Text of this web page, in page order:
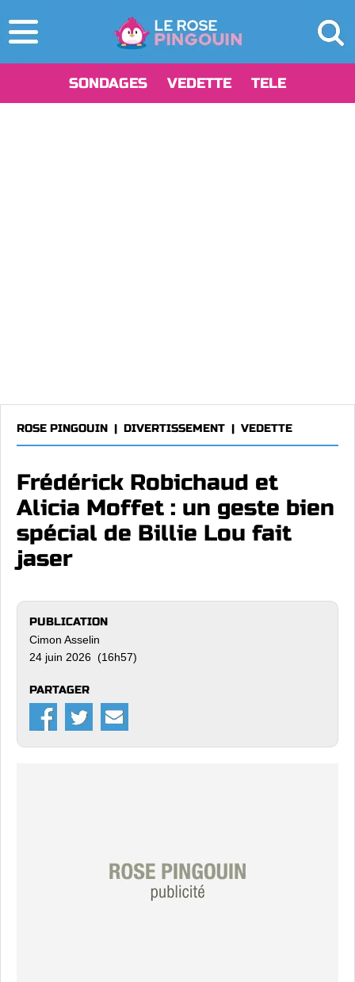
SONDAGES VEDETTE TELE
ROSE PINGOUIN | DIVERTISSEMENT | VEDETTE
Frédérick Robichaud et
Alicia Moffet : un geste bien
spécial de Billie Lou fait
jaser
PUBLICATION
Cimon Asselin
24 juin 2026 (16h57)
PARTAGER